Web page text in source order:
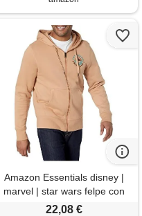
Amazon Essentials disney |
marvel | star wars felpe con
cappuccio in pile con cerniera
22,08 €